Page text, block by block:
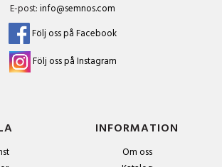
E-post:info@semnos.com
Följ oss på Facebook
Följ oss på Instagram
INFORMATION
Om oss